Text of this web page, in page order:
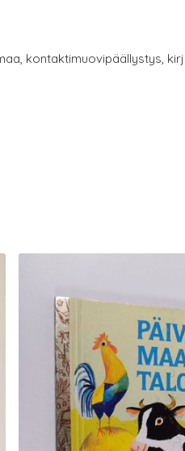
kontaktimuovipäällystys,